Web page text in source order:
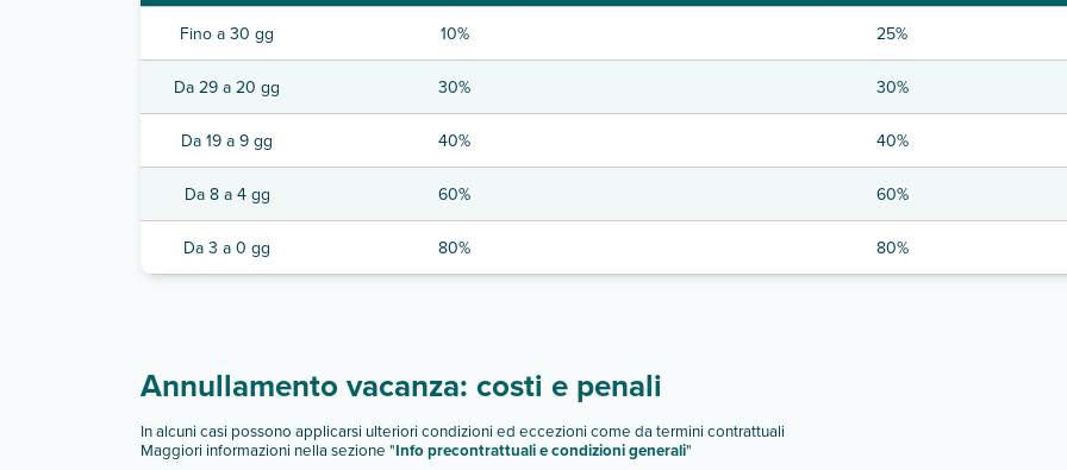
Fino a 30 gg 10% 25%
Da 29 a 20 gg 30% 30%
Da 19 a 9 gg 40% 40%
Da 8 a 4 gg 60% 60%
Da 3 a 0 gg 80% 80%
Annullamento vacanza: costi e penali
In alcuni casi possono applicarsi ulteriori condizioni ed eccezioni come da termini contrattuali
Maggiori informazioni nella sezione "Info precontrattuali e condizioni generali"